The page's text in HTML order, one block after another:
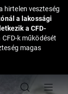
hirtelen veszteség
a lakossági
a CFD-
k működését
magas